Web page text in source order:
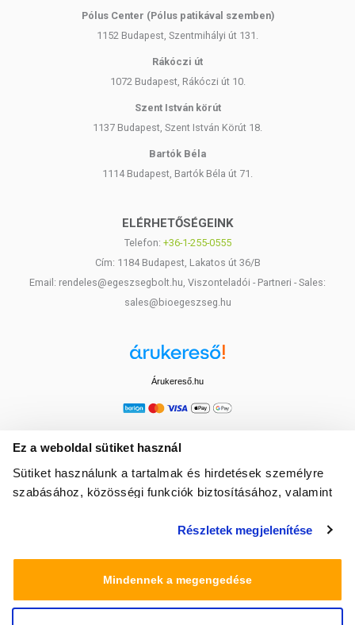
Ez a weboldal sütiket használ
Sütiket használunk a tartalmak és hirdetések személyre
szabásához, közösségi funkciók biztosításához, valamint
média-, hirdető- és elemező partnereinkkel megosztjuk az
amelyeket Ön adott meg számukra vagy az Ön által
használt más szolgáltatásokból gyűjtöttek.
Részletek megjelenítése
Mindennek a megengedése
Pólus Center (Pólus patikával szemben)
1152 Budapest, Szentmihályi út 131.
Rákóczi út
1072 Budapest, Rákóczi út 10.
Szent István körút
1137 Budapest, Szent István Körút 18.
Bartók Béla
1114 Budapest, Bartók Béla út 71.
ELÉRHETŐSÉGEINK
Telefon: +36-1-255-0555
Cím: 1184 Budapest, Lakatos út 36/B
Email: rendeles@egeszsegbolt.hu, Viszonteladói - Partneri - Sales:
sales@bioegeszseg.hu
Árukereső.hu